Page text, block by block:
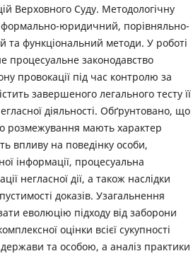
Верховного Суду. Методологічну
формально-юридичний, порівняльно-
та функціональний методи. У роботі
процесуальне законодавство
провокації під час контролю за
завершеного легального тесту її
діяльності. Обґрунтовано, що
розмежування мають характер
впливу на поведінку особи,
інформації, процесуальна
негласної дії, а також наслідки
доказів. Узагальнення
еволюцію підходу від заборони
оцінки всієї сукупності
та особою, а аналіз практики